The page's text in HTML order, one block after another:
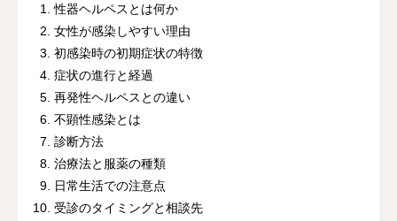
性器ヘルペスとは何か
女性が感染しやすい理由
初感染時の初期症状の特徴
症状の進行と経過
再発性ヘルペスとの違い
不顕性感染とは
診断方法
治療法と服薬の種類
日常生活での注意点
受診のタイミングと相談先